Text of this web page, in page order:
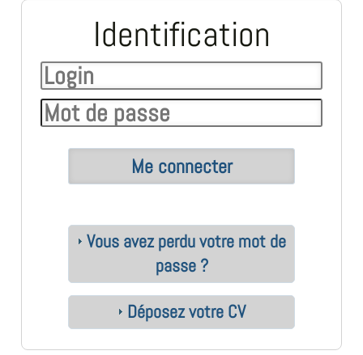
Identification
Vous avez perdu votre mot de
passe ?
Déposez votre CV